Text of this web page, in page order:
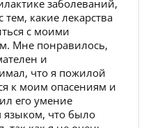
заболеваний,
какие лекарства
с моими
Мне понравилось,
и
что я пожилой
к моим опасениям и
его умение
языком, что было